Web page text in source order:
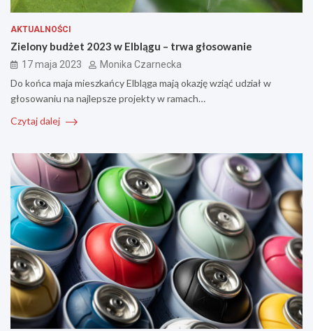
AKTUALNOŚCI
Zielony budżet 2023 w Elblągu – trwa głosowanie
17 maja 2023 Monika Czarnecka
Do końca maja mieszkańcy Elbląga mają okazję wziąć udział w
głosowaniu na najlepsze projekty w ramach…
Czytaj dalej